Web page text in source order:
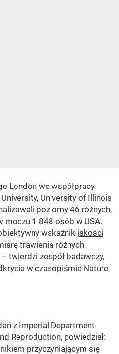
London we współpracy
University of Illinois
poziomy 46 różnych,
moczu 1 848 osób w USA.
wskaźnik jakości
trawienia różnych
twierdzi zespół badawczy,
w czasopiśmie Nature
z Imperial Department
Reproduction, powiedział:
przyczyniającym się